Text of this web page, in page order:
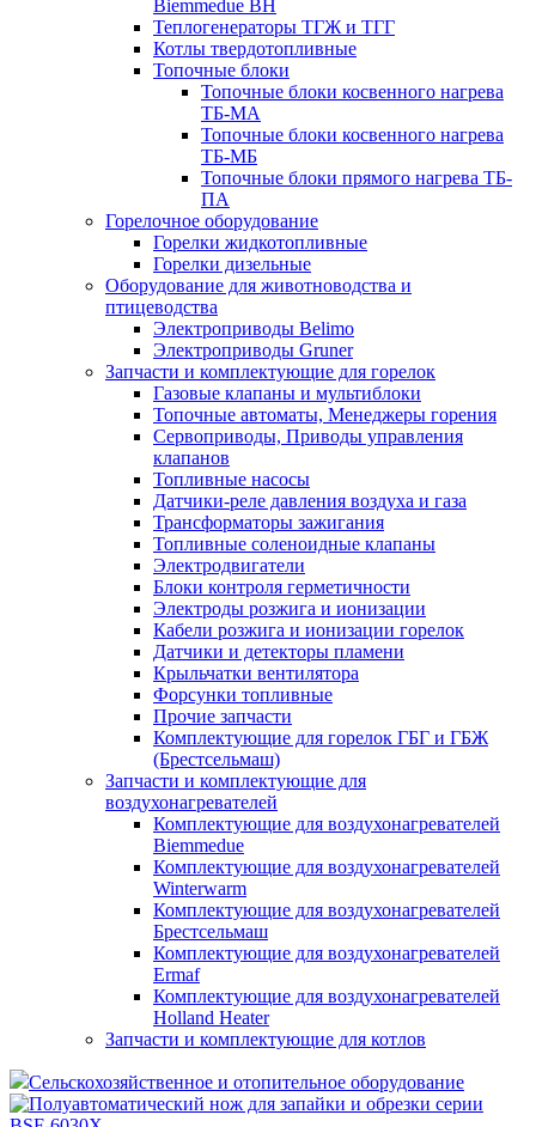
Biemmedue BH
Теплогенераторы ТГЖ и ТГГ
Котлы твердотопливные
Топочные блоки
Топочные блоки косвенного нагрева
ТБ-МА
Топочные блоки косвенного нагрева
ТБ-МБ
Топочные блоки прямого нагрева ТБ-
ПА
Горелочное оборудование
Горелки жидкотопливные
Горелки дизельные
Оборудование для животноводства и
птицеводства
Электроприводы Belimo
Электроприводы Gruner
Запчасти и комплектующие для горелок
Газовые клапаны и мультиблоки
Топочные автоматы, Менеджеры горения
Сервоприводы, Приводы управления
клапанов
Топливные насосы
Датчики-реле давления воздуха и газа
Трансформаторы зажигания
Топливные соленоидные клапаны
Электродвигатели
Блоки контроля герметичности
Электроды розжига и ионизации
Кабели розжига и ионизации горелок
Датчики и детекторы пламени
Крыльчатки вентилятора
Форсунки топливные
Прочие запчасти
Комплектующие для горелок ГБГ и ГБЖ
(Брестсельмаш)
Запчасти и комплектующие для
воздухонагревателей
Комплектующие для воздухонагревателей
Biemmedue
Комплектующие для воздухонагревателей
Winterwarm
Комплектующие для воздухонагревателей
Брестсельмаш
Комплектующие для воздухонагревателей
Ermaf
Комплектующие для воздухонагревателей
Holland Heater
Запчасти и комплектующие для котлов
Сельскохозяйственное и отопительное оборудование